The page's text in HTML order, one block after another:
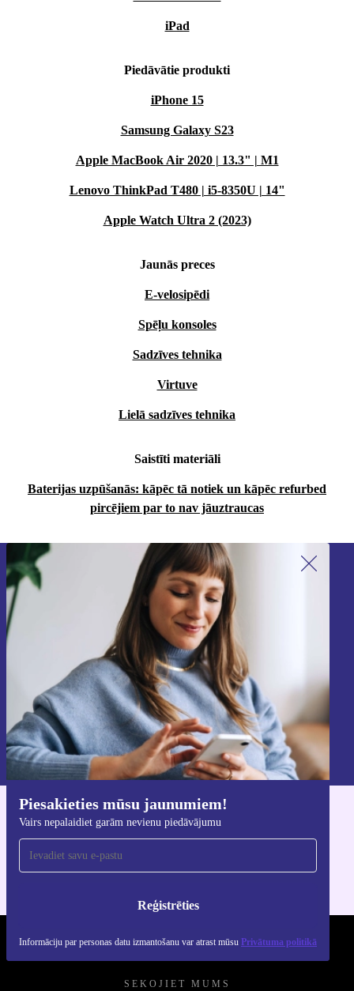
iPad
Piedāvātie produkti
iPhone 15
Samsung Galaxy S23
Apple MacBook Air 2020 | 13.3" | M1
Lenovo ThinkPad T480 | i5-8350U | 14"
Apple Watch Ultra 2 (2023)
Jaunās preces
E-velosipēdi
Spēļu konsoles
Sadzīves tehnika
Virtuve
Lielā sadzīves tehnika
Saistīti materiāli
Baterijas uzpūšanās: kāpēc tā notiek un kāpēc refurbed
pircējiem par to nav jāuztraucas
Piesakieties mūsu jaunumiem!
Vairs nepalaidiet garām nevienu piedāvājumu
Reģistrēties
Informāciju par personas datu izmantošanu var atrast mūsu Privātuma politikā
Piesakieties mūsu jaunumu
saņemšanai!
Nekad vairs nepalaidiet garām nevienu
piedāvājumu.
Reģistrēties
Informāciju par personas datu izmantošanu varat atrast mūsu
Privātuma politikā.
Lejupielādējiet refurbed lietotni
iOS un Android ierīcēm
REFURBED - RETHINK NEW.
SEKOJIET MUMS